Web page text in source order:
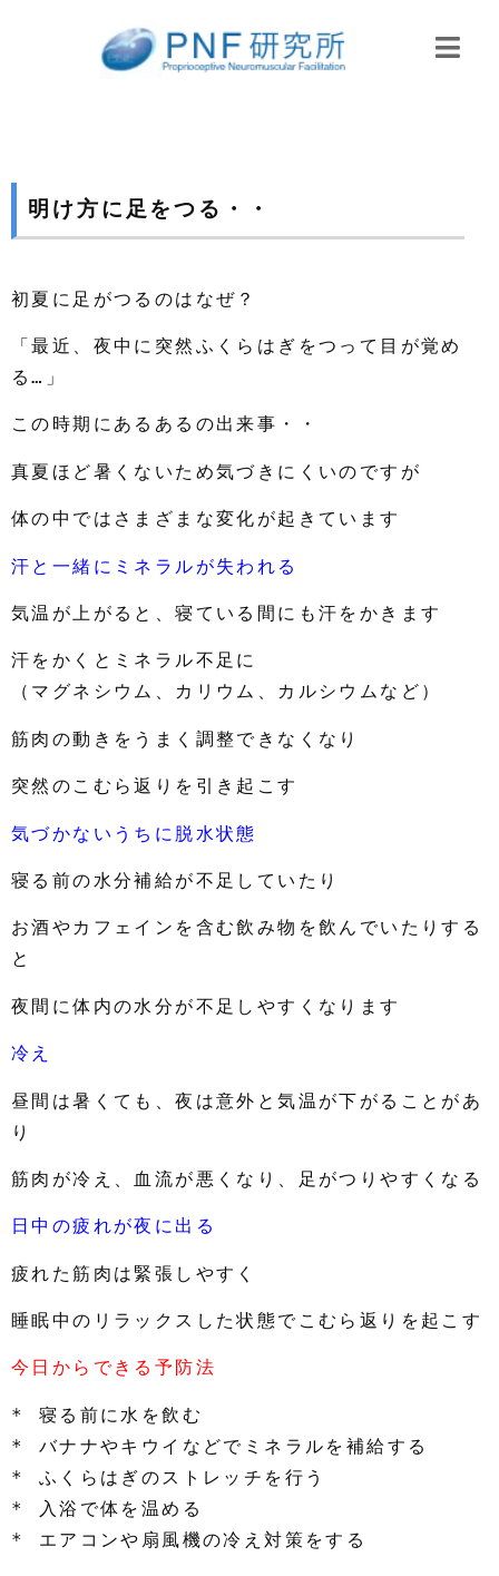
明け方に足をつる・・
初夏に足がつるのはなぜ？
「最近、夜中に突然ふくらはぎをつって目が覚め
る…」
この時期にあるあるの出来事・・
真夏ほど暑くないため気づきにくいのですが
体の中ではさまざまな変化が起きています
汗と一緒にミネラルが失われる
気温が上がると、寝ている間にも汗をかきます
汗をかくとミネラル不足に
（マグネシウム、カリウム、カルシウムなど）
筋肉の動きをうまく調整できなくなり
突然のこむら返りを引き起こす
気づかないうちに脱水状態
寝る前の水分補給が不足していたり
お酒やカフェインを含む飲み物を飲んでいたりする
と
夜間に体内の水分が不足しやすくなります
冷え
昼間は暑くても、夜は意外と気温が下がることがあ
り
筋肉が冷え、血流が悪くなり、足がつりやすくなる
日中の疲れが夜に出る
疲れた筋肉は緊張しやすく
睡眠中のリラックスした状態でこむら返りを起こす
今日からできる予防法
* 寝る前に水を飲む
* バナナやキウイなどでミネラルを補給する
* ふくらはぎのストレッチを行う
* 入浴で体を温める
* エアコンや扇風機の冷え対策をする